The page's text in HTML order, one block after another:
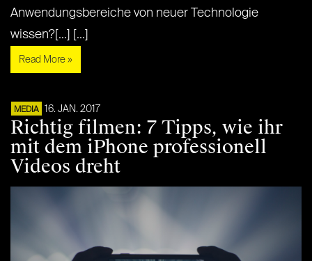
Anwendungsbereiche von neuer Technologie
wissen?[...] [...]
Read More »
MEDIA 16. JAN. 2017
Richtig filmen: 7 Tipps, wie ihr
mit dem iPhone professionell
Videos dreht